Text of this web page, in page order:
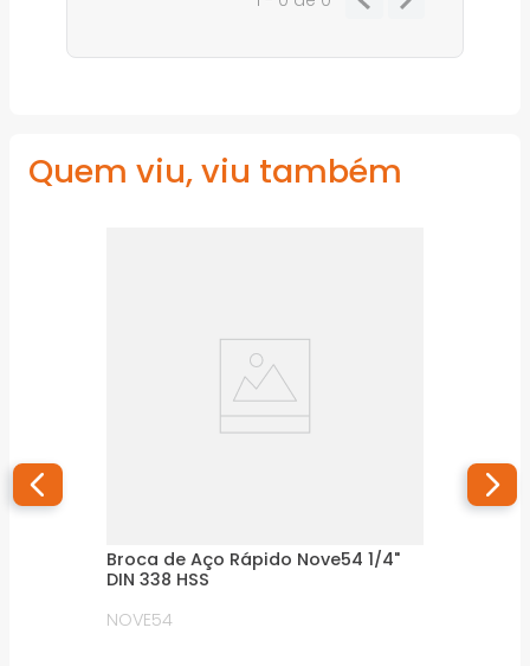
Quem viu, viu também
Broca de Aço Rápido Nove54 1/4"
DIN 338 HSS
NOVE54